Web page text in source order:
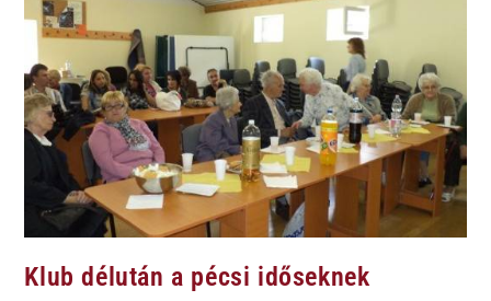
Klub délután a pécsi időseknek